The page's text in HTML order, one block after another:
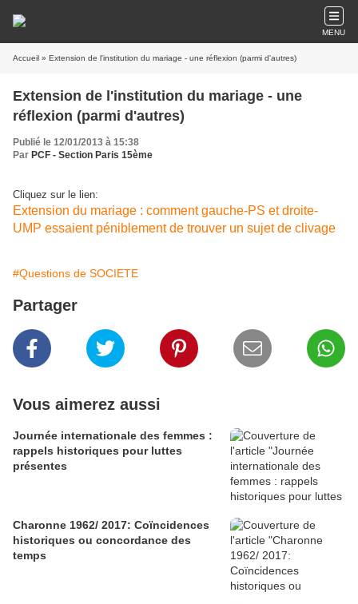
MENU
Accueil » Extension de l'institution du mariage - une réflexion (parmi d'autres)
Extension de l'institution du mariage - une
réflexion (parmi d'autres)
Publié le 12/01/2013 à 15:38
Par PCF - Section Paris 15ème
Cliquez sur le lien:
Extension du mariage : comment gauche-PS et droite-
UMP essaient péniblement de trouver un sujet de clivage
#Questions de SOCIETE
Partager
Vous aimerez aussi
Journée internationale des femmes :
rappels historiques pour luttes
présentes
Charonne 1962/ 2017: Coïncidences
historiques ou concordance des
temps